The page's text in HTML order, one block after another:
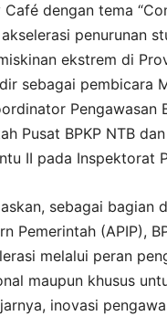
dengan tema
penurunan
ekstrem di
sebagai pembicara
Pengawasan
Pusat BPKP NTB
II pada Inspektorat
sebagai bagian
Pemerintah (APIP),
melalui peran
maupun khusus
inovasi